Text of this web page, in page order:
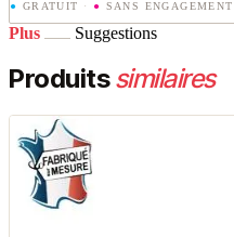
● GRATUIT · ● SANS ENGAGEMENT
Plus Suggestions
Produitssimilaires